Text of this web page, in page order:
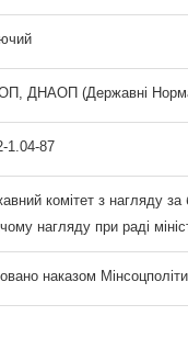
ДНАОП (Державні
1.04-87
комітет з нагляду за
нагляду при раді
наказом